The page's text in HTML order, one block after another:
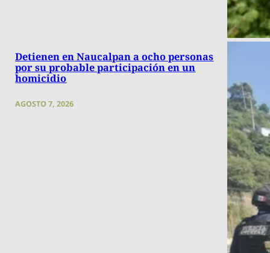
Detienen en Naucalpan a ocho personas
por su probable participación en un
homicidio
AGOSTO 7, 2026